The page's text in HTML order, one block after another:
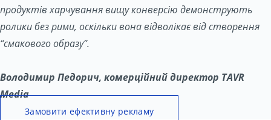
продуктів харчування вищу конверсію демонструють
ролики без рими, оскільки вона відволікає від створення
“смакового образу”.
Володимир Педорич, комерційний директор TAVR
Media
Замовити ефективну рекламу